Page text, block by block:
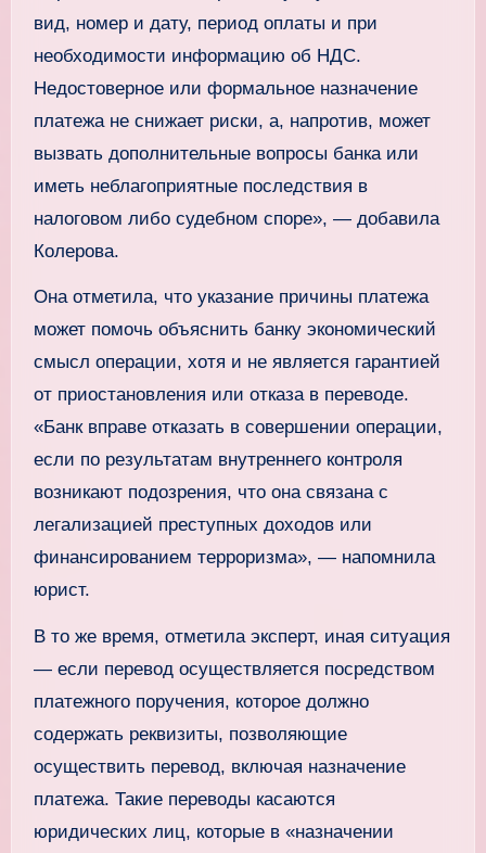
вид, номер и дату, период оплаты и при
необходимости информацию об НДС.
Недостоверное или формальное назначение
платежа не снижает риски, а, напротив, может
вызвать дополнительные вопросы банка или
иметь неблагоприятные последствия в
налоговом либо судебном споре», — добавила
Колерова.
Она отметила, что указание причины платежа
может помочь объяснить банку экономический
смысл операции, хотя и не является гарантией
от приостановления или отказа в переводе.
«Банк вправе отказать в совершении операции,
если по результатам внутреннего контроля
возникают подозрения, что она связана с
легализацией преступных доходов или
финансированием терроризма», — напомнила
юрист.
В то же время, отметила эксперт, иная ситуация
— если перевод осуществляется посредством
платежного поручения, которое должно
содержать реквизиты, позволяющие
осуществить перевод, включая назначение
платежа. Такие переводы касаются
юридических лиц, которые в «назначении